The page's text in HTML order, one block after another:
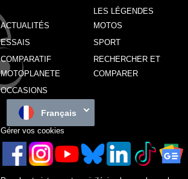
ACTUALITÉS
LES LÉGENDES
MOTOS
ESSAIS
SPORT
COMPARATIF
MOTOPLANETE
RECHERCHER ET
COMPARER
OCCASIONS
Français
Gérer vos cookies